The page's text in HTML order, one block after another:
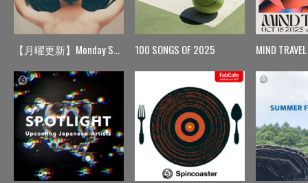
【月曜更新】Monday Spin 100 SONGS OF 2025 MIND TRAVEL